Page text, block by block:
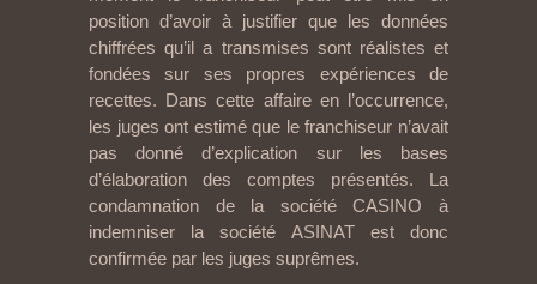
position d’avoir à justifier que les données
chiffrées qu’il a transmises sont réalistes et
fondées sur ses propres expériences de
recettes. Dans cette affaire en l’occurrence,
les juges ont estimé que le franchiseur n’avait
pas donné d’explication sur les bases
d’élaboration des comptes présentés. La
condamnation de la société CASINO à
indemniser la société ASINAT est donc
confirmée par les juges suprêmes.